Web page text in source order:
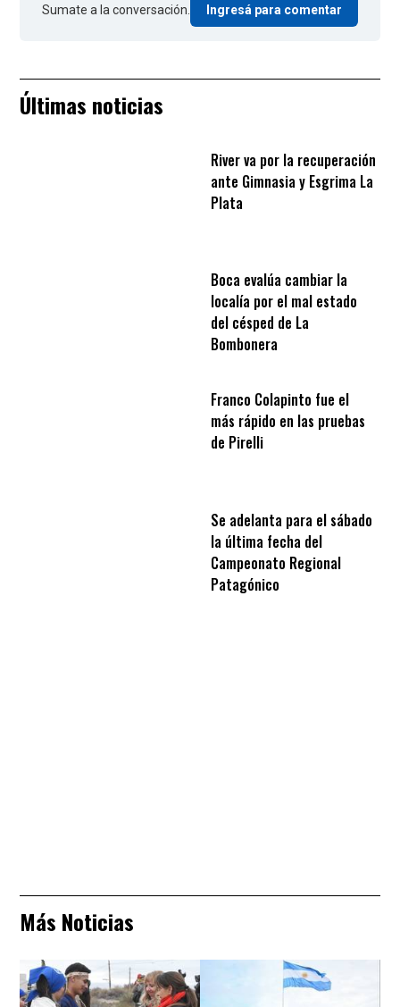
Sumate a la conversación. Ingresá para comentar
Últimas noticias
River va por la recuperación
ante Gimnasia y Esgrima La
Plata
Boca evalúa cambiar la
localía por el mal estado
del césped de La
Bombonera
Franco Colapinto fue el
más rápido en las pruebas
de Pirelli
Se adelanta para el sábado
la última fecha del
Campeonato Regional
Patagónico
Más Noticias